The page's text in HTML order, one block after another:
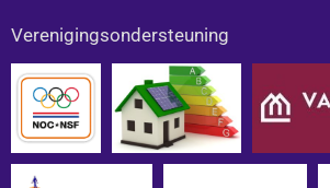
c
e
b
o
o
k
s
t
a
g
r
a
Verenigingsondersteuning